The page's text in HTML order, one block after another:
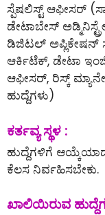
ಸ್ಪೆಷಲಿಸ್ಟ್ ಆಫೀಸರ್
ಡೇಟಾಬೇಸ್
ಡಿಜಿಟಲ್ ಅಪ್ಲಿಕೇಷನ್
ಆರ್ಕಿಟೆಕ್, ಡೇಟಾ
ಆಫೀಸರ್, ರಿಸ್ಕ್
ಹುದ್ದೆಗಳು)
ಕರ್ತವ್ಯ ಸ್ಥಳ :
ಹುದ್ದೆಗಳಿಗೆ
ಕೆಲಸ ನಿರ್ವಹಿಸಬೇಕು.
ಖಾಲಿಯಿರುವ